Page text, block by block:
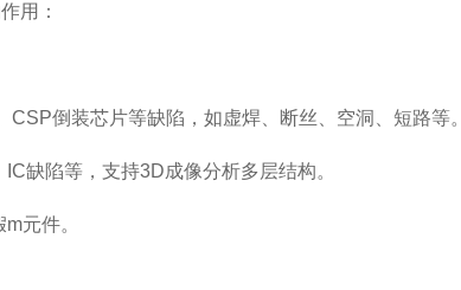
用：
倒装芯片等缺陷，如虚焊、断丝、空洞、短路等。
陷等，支持3D成像分析多层结构。
元件。